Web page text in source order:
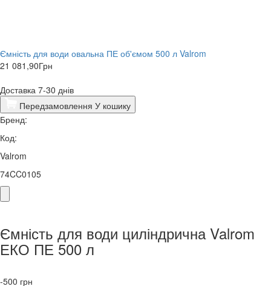
Ємність для води овальна ПЕ об'ємом 500 л Valrom
21 081,90Грн
Доставка 7-30 днів
Передзамовлення У кошику
Бренд:
Код:
Valrom
74CC0105
Ємність для води циліндрична Valrom
ЕКО ПЕ 500 л
-500 грн